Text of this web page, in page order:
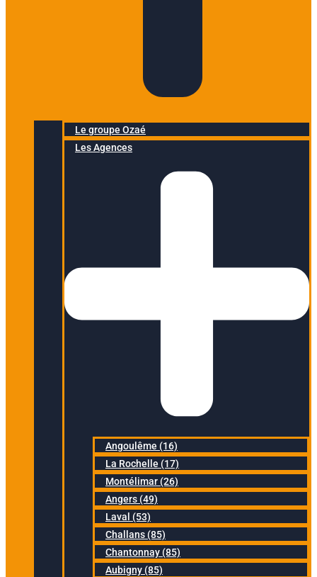
Le groupe Ozaé
Les Agences
Angoulême (16)
La Rochelle (17)
Montélimar (26)
Angers (49)
Laval (53)
Challans (85)
Chantonnay (85)
Aubigny (85)